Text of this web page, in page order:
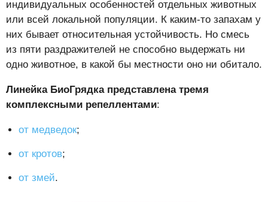
индивидуальных особенностей отдельных животных
или всей локальной популяции. К каким-то запахам у
них бывает относительная устойчивость. Но смесь
из пяти раздражителей не способно выдержать ни
одно животное, в какой бы местности оно ни обитало.
Линейка БиоГрядка представлена тремя
комплексными репеллентами:
от медведок;
от кротов;
от змей.